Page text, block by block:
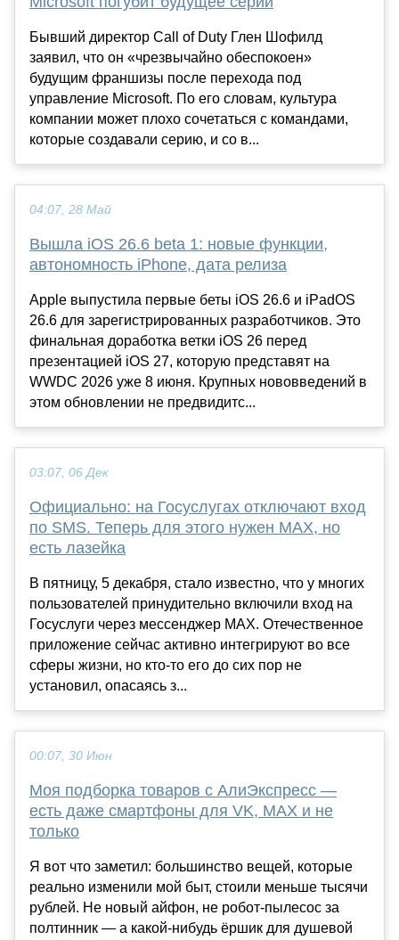
Бывший директор Call of Duty Глен Шофилд
заявил, что он «чрезвычайно обеспокоен»
будущим франшизы после перехода под
управление Microsoft. По его словам, культура
компании может плохо сочетаться с командами,
которые создавали серию, и со в...
04:07, 28 Май
Вышла iOS 26.6 beta 1: новые функции,
автономность iPhone, дата релиза
Apple выпустила первые беты iOS 26.6 и iPadOS
26.6 для зарегистрированных разработчиков. Это
финальная доработка ветки iOS 26 перед
презентацией iOS 27, которую представят на
WWDC 2026 уже 8 июня. Крупных нововведений в
этом обновлении не предвидитс...
03:07, 06 Дек
Официально: на Госуслугах отключают вход
по SMS. Теперь для этого нужен MAX, но
есть лазейка
В пятницу, 5 декабря, стало известно, что у многих
пользователей принудительно включили вход на
Госуслуги через мессенджер MAX. Отечественное
приложение сейчас активно интегрируют во все
сферы жизни, но кто-то его до сих пор не
установил, опасаясь з...
00:07, 30 Июн
Моя подборка товаров с АлиЭкспресс —
есть даже смартфоны для VK, MAX и не
только
Я вот что заметил: большинство вещей, которые
реально изменили мой быт, стоили меньше тысячи
рублей. Не новый айфон, не робот-пылесос за
полтинник — а какой-нибудь ёршик для душевой